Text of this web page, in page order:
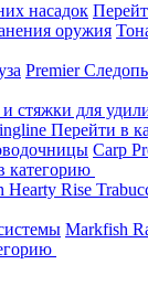
насадок
оружия
Premier
стяжки для
Перейти в
Carp
категорию
Hearty Rise
Markfish